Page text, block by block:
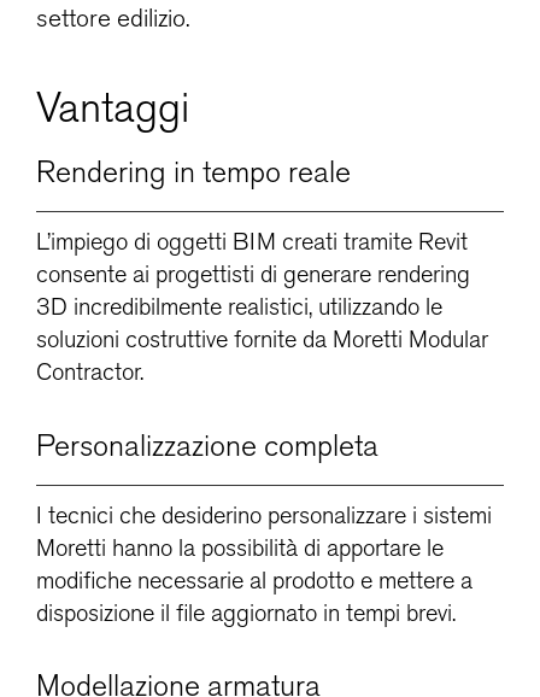
settore edilizio.
Vantaggi
Rendering in tempo reale
L’impiego di oggetti BIM creati tramite Revit
consente ai progettisti di generare rendering
3D incredibilmente realistici, utilizzando le
soluzioni costruttive fornite da Moretti Modular
Contractor.
Personalizzazione completa
I tecnici che desiderino personalizzare i sistemi
Moretti hanno la possibilità di apportare le
modifiche necessarie al prodotto e mettere a
disposizione il file aggiornato in tempi brevi.
Modellazione armatura